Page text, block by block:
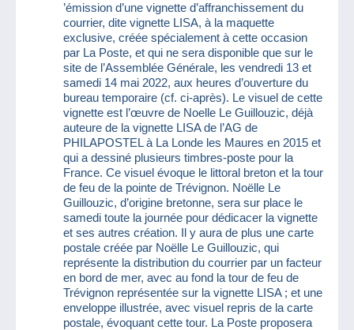
’émission d’une vignette d’affranchissement du
courrier, dite vignette LISA, à la maquette
exclusive, créée spécialement à cette occasion
par La Poste, et qui ne sera disponible que sur le
site de l’Assemblée Générale, les vendredi 13 et
samedi 14 mai 2022, aux heures d’ouverture du
bureau temporaire (cf. ci-après). Le visuel de cette
vignette est l’œuvre de Noelle Le Guillouzic, déjà
auteure de la vignette LISA de l’AG de
PHILAPOSTEL à La Londe les Maures en 2015 et
qui a dessiné plusieurs timbres-poste pour la
France. Ce visuel évoque le littoral breton et la tour
de feu de la pointe de Trévignon. Noëlle Le
Guillouzic, d’origine bretonne, sera sur place le
samedi toute la journée pour dédicacer la vignette
et ses autres création. Il y aura de plus une carte
postale créée par Noëlle Le Guillouzic, qui
représente la distribution du courrier par un facteur
en bord de mer, avec au fond la tour de feu de
Trévignon représentée sur la vignette LISA ; et une
enveloppe illustrée, avec visuel repris de la carte
postale, évoquant cette tour. La Poste proposera